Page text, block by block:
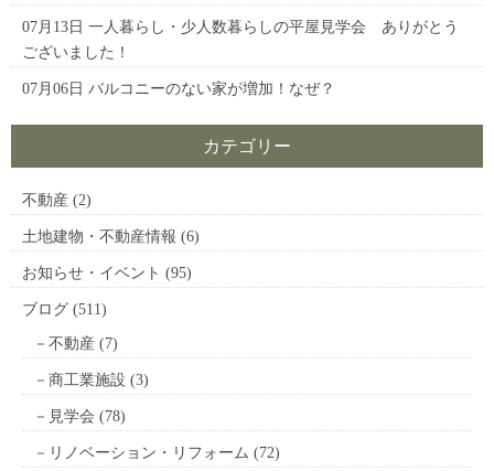
07月13日 一人暮らし・少人数暮らしの平屋見学会 ありがとう
ございました！
07月06日 バルコニーのない家が増加！なぜ？
カテゴリー
不動産 (2)
土地建物・不動産情報 (6)
お知らせ・イベント (95)
ブログ (511)
不動産 (7)
商工業施設 (3)
見学会 (78)
リノベーション・リフォーム (72)